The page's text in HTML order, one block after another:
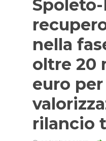
Spoleto-
nella
oltre 20
euro
rilancio